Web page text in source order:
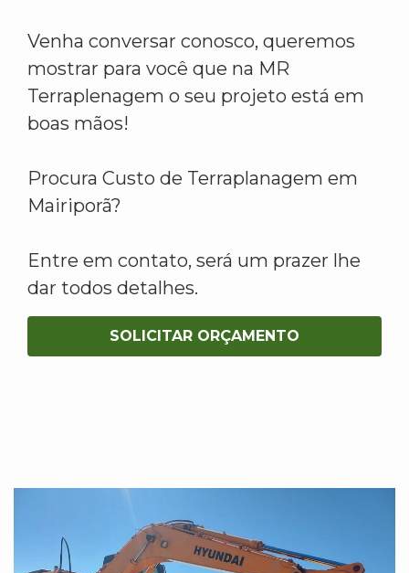
Venha conversar conosco, queremos
mostrar para você que na MR
Terraplenagem o seu projeto está em
boas mãos!
Procura Custo de Terraplanagem em
Mairiporã?
Entre em contato, será um prazer lhe
dar todos detalhes.
SOLICITAR ORÇAMENTO